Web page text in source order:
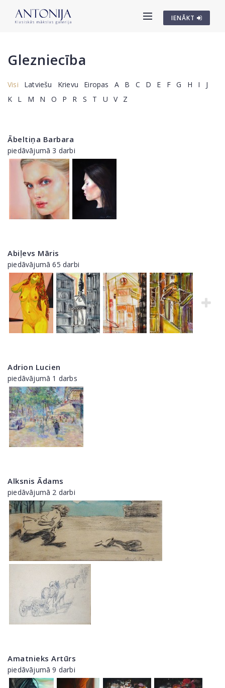
IENĀKT
Glezniecība
Visi Latviešu Krievu Eiropas A B C D E F G H I
J
K
L M N O P R S T U V Z
Ābeltiņa Barbara
piedāvājumā 3 darbi
Abiļevs Māris
piedāvājumā 65 darbi
Adrion Lucien
piedāvājumā 1 darbs
Alksnis Ādams
piedāvājumā 2 darbi
Amatnieks Artūrs
piedāvājumā 9 darbi